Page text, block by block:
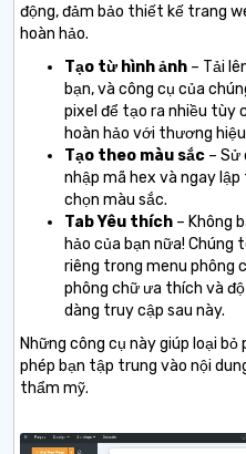
động, đảm bảo thiết kế trang
hoàn hảo.
Tạo từ hình ảnh – Tải
bạn, và công cụ của
pixel để tạo ra nhiều tùy
hoàn hảo với thương
Tạo theo màu sắc – Sử
nhập mã hex và ngay
chọn màu sắc.
Tab Yêu thích – Không
hảo của bạn nữa!
riêng trong menu phông
phông chữ ưa thích và
dàng truy cập sau này.
Những công cụ này giúp loại
phép bạn tập trung vào nội
thẩm mỹ.